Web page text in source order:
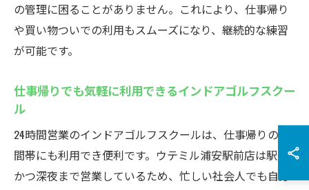
の管理に困ることがありません。これにより、仕事帰り
や買い物ついでの利用もスムーズになり、継続的な練習
が可能です。
仕事帰りでも気軽に利用できるインドアゴルフスクー
ル
24時間営業のインドアゴルフスクールは、仕事帰りの時
間帯にも利用でき便利です。ウテミル浦安駅前店は駅近
かつ深夜まで営業しているため、忙しい社会人でも自分